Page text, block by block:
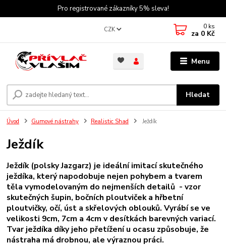
Pro registrované zákazníky 5% sleva!
Menu
CZK
Hledat
0 ks
za 0 Kč
Úvod Gumové nástrahy Realistic Shad Ježdík
Ježdík
Ježdík (polsky Jazgarz) je ideální imitací skutečného
ježdíka, který napodobuje nejen pohybem a tvarem
těla vymodelovaným do nejmenších detailů - vzor
skutečných šupin, bočních ploutviček a hřbetní
ploutvičky, očí, úst a skřelových oblouků. Vyrábí se ve
velikosti 9cm, 7cm a 4cm v desítkách barevných variací.
Tvar ježdíka díky jeho přetížení u ocasu způsobuje, že
nástraha má drobnou, ale výraznou práci.